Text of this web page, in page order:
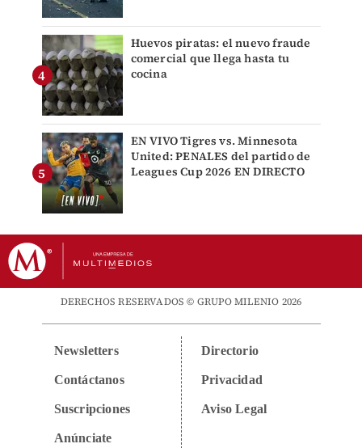
Huevos piratas: el nuevo fraude
comercial que llega hasta tu
cocina
EN VIVO Tigres vs. Minnesota
United: PENALES del partido de
Leagues Cup 2026 EN DIRECTO
DERECHOS RESERVADOS © GRUPO MILENIO 2026
Newsletters
Contáctanos
Suscripciones
Anúnciate
Directorio
Privacidad
Aviso Legal